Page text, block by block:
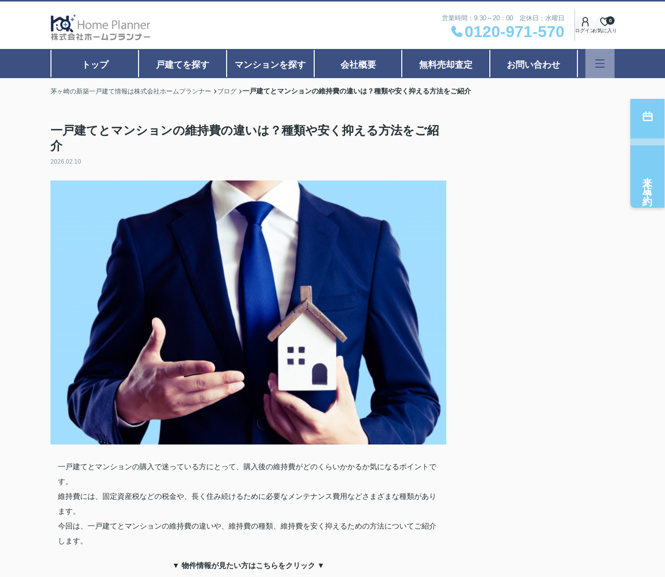
営業時間：9:30～20：00 定休日：水曜日
0120-971-570 ログインお気に入り
0
トップ 戸建てを探す マンションを探す 会社概要 無料売却査定 お問い合わせ
茅ヶ崎の新築一戸建て情報は株式会社ホームプランナー ブログ 一戸建てとマンションの維持費の違いは？種類や安く抑える方法をご紹介
一戸建てとマンションの維持費の違いは？種類や安く抑える方法をご紹
介
2026.02.10
一戸建てとマンションの購入で迷っている方にとって、購入後の維持費がどのくらいかかるか気になるポイントで
す。
維持費には、固定資産税などの税金や、長く住み続けるために必要なメンテナンス費用などさまざまな種類があり
ます。
今回は、一戸建てとマンションの維持費の違いや、維持費の種類、維持費を安く抑えるための方法についてご紹介
します。
▼ 物件情報が見たい方はこちらをクリック ▼
来店予約